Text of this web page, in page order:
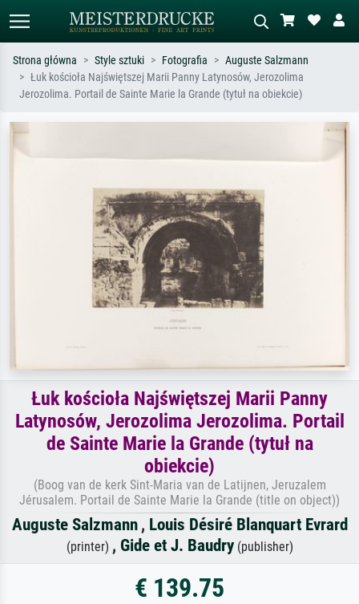
Wyszukiwanie standardowe Wyszukiwanie obrazów AI
abstrakcja z czerwienią, ciemny olej,
Strona główna Style sztuki Fotografia
Auguste Salzmann
Łuk kościoła Najświętszej Marii Panny Latynosów, Jerozolima
Jerozolima. Portail de Sainte Marie la Grande (tytuł na obiekcie)
Łuk kościoła Najświętszej Marii Panny
Latynosów, Jerozolima Jerozolima. Portail
de Sainte Marie la Grande (tytuł na
obiekcie)
(Boog van de kerk Sint-Maria van de Latijnen, Jeruzalem
Jérusalem. Portail de Sainte Marie la Grande (title on object))
Auguste Salzmann , Louis Désiré Blanquart Evrard
(printer) , Gide et J. Baudry(publisher)
€ 139.75